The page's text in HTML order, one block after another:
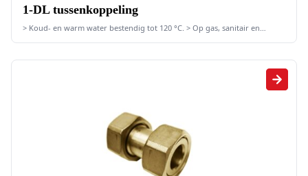
1-DL tussenkoppeling
> Koud- en warm water bestendig tot 120 °C. > Op gas, sanitair en
verwarming.